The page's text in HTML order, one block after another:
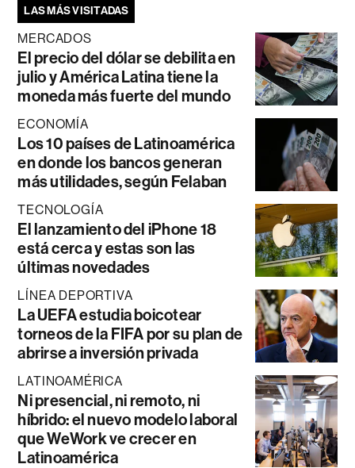
LAS MÁS VISITADAS
MERCADOS
El precio del dólar se debilita en
julio y América Latina tiene la
moneda más fuerte del mundo
ECONOMÍA
Los 10 países de Latinoamérica
en donde los bancos generan
más utilidades, según Felaban
TECNOLOGÍA
El lanzamiento del iPhone 18
está cerca y estas son las
últimas novedades
LÍNEA DEPORTIVA
La UEFA estudia boicotear
torneos de la FIFA por su plan de
abrirse a inversión privada
LATINOAMÉRICA
Ni presencial, ni remoto, ni
híbrido: el nuevo modelo laboral
que WeWork ve crecer en
Latinoamérica